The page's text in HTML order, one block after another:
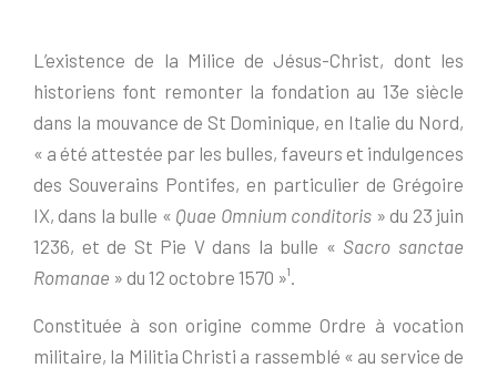
L’existence de la Milice de Jésus-Christ, dont les
historiens font remonter la fondation au 13e siècle
dans la mouvance de St Dominique, en Italie du Nord,
« a été attestée par les bulles, faveurs et indulgences
des Souverains Pontifes, en particulier de Grégoire
IX, dans la bulle « Quae Omnium conditoris » du 23 juin
1236, et de St Pie V dans la bulle « Sacro sanctae
Romanae » du 12 octobre 1570 »¹.
Constituée à son origine comme Ordre à vocation
militaire, la Militia Christi a rassemblé « au service de